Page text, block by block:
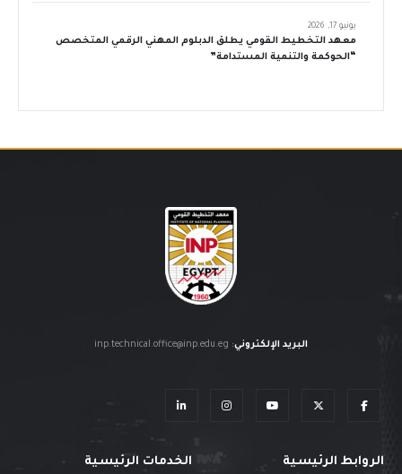
معهد التخطيط القومي يطلق الدبلوم المهني الرقمي المتخصص
“الحوكمة والتنمية المستدامة”
يونيو 17, 2026
البريد الإلكتروني:
inp.technical.office@inp.edu.eg
الروابط الرئيسية الخدمات الرئيسية